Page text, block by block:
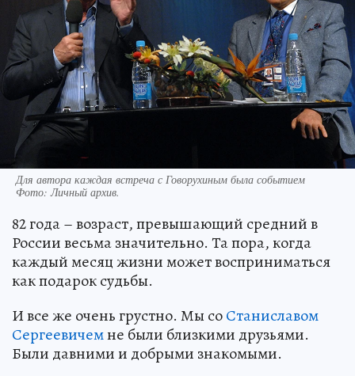
Для автора каждая встреча с Говорухиным была событием
Фото:Личный архив.
82 года – возраст, превышающий средний в
России весьма значительно. Та пора, когда
каждый месяц жизни может восприниматься
как подарок судьбы.
И все же очень грустно. Мы соСтаниславом
Сергеевичемне были близкими друзьями.
Были давними и добрыми знакомыми.